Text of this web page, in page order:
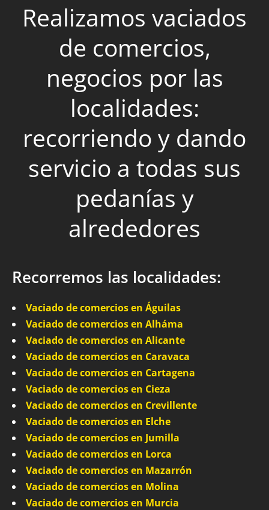
Realizamos vaciados
de comercios,
negocios por las
localidades:
recorriendo y dando
servicio a todas sus
pedanías y
alrededores
Recorremos las localidades:
Vaciado de comercios en Águilas
Vaciado de comercios en Alháma
Vaciado de comercios en Alicante
Vaciado de comercios en Caravaca
Vaciado de comercios en Cartagena
Vaciado de comercios en Cieza
Vaciado de comercios en Crevillente
Vaciado de comercios en Elche
Vaciado de comercios en Jumilla
Vaciado de comercios en Lorca
Vaciado de comercios en Mazarrón
Vaciado de comercios en Molina
Vaciado de comercios en Murcia